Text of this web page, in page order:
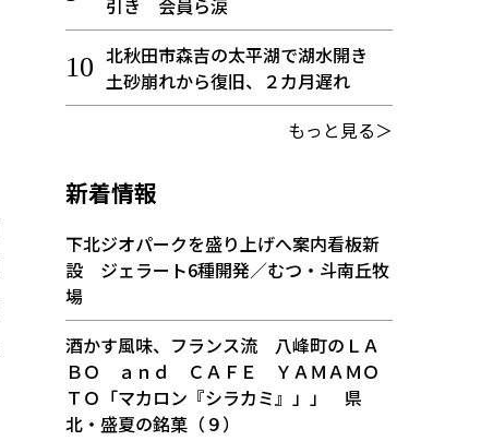
引き 会員ら涙
北秋田市森吉の太平湖で湖水開き
土砂崩れから復旧、２カ月遅れ
もっと見る＞
新着情報
下北ジオパークを盛り上げへ案内看板新
設 ジェラート6種開発／むつ・斗南丘牧
場
酒かす風味、フランス流 八峰町のＬＡ
ＢＯ ａｎｄ ＣＡＦＥ ＹＡＭＡＭＯ
ＴＯ「マカロン『シラカミ』」」 県
北・盛夏の銘菓（９）